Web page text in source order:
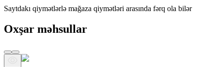
Saytdakı qiymətlərlə mağaza qiymətləri arasında fərq ola bilər
Oxşar məhsullar